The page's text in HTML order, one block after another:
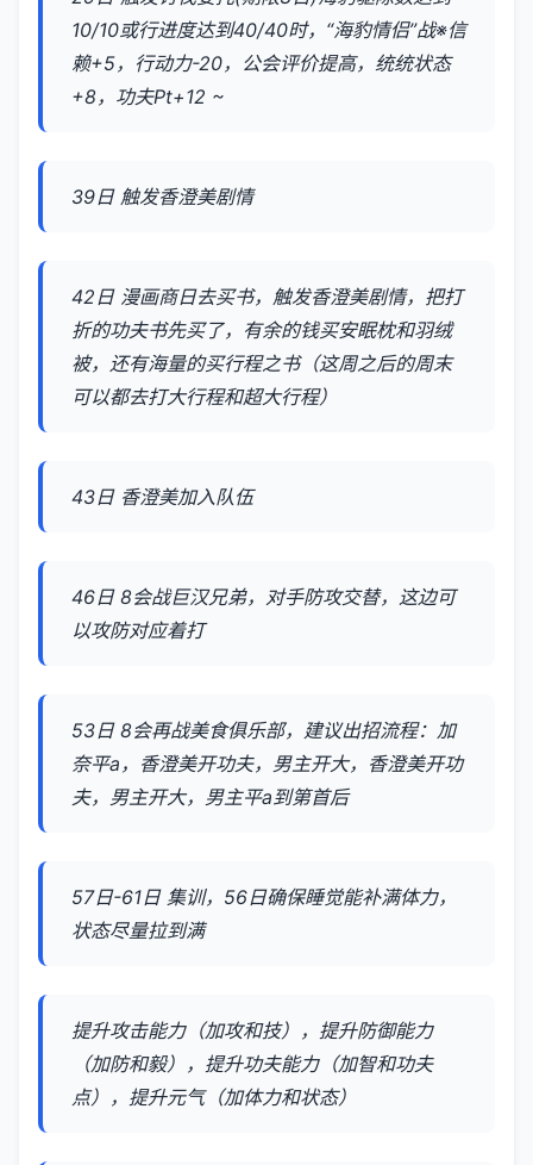
10/10或行进度达到40/40时，“海豹情侣”战※信
赖+5，行动力-20，公会评价提高，统统状态
+8，功夫Pt+12 ~
39日 触发香澄美剧情
42日 漫画商日去买书，触发香澄美剧情，把打
折的功夫书先买了，有余的钱买安眠枕和羽绒
被，还有海量的买行程之书（这周之后的周末
可以都去打大行程和超大行程）
43日 香澄美加入队伍
46日 8会战巨汉兄弟，对手防攻交替，这边可
以攻防对应着打
53日 8会再战美食俱乐部，建议出招流程：加
奈平a，香澄美开功夫，男主开大，香澄美开功
夫，男主开大，男主平a到第首后
57日-61日 集训，56日确保睡觉能补满体力，
状态尽量拉到满
提升攻击能力（加攻和技），提升防御能力
（加防和毅），提升功夫能力（加智和功夫
点），提升元气（加体力和状态）